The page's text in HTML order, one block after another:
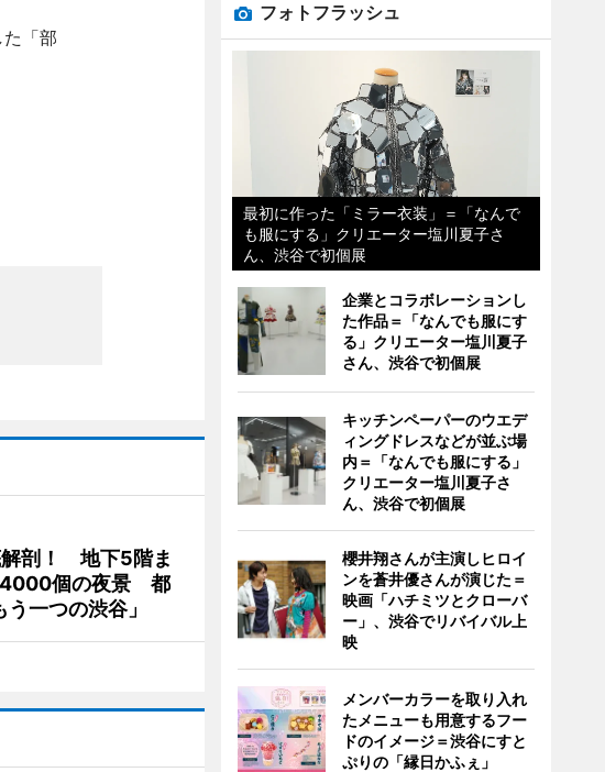
「部
解剖！ 地下5階ま
個の夜景 都
一つの渋谷」
フォトフラッシュ
最初に作った「ミラー衣装」＝「なんで
も服にする」クリエーター塩川夏子さ
ん、渋谷で初個展
企業とコラボレーションし
た作品＝「なんでも服にす
る」クリエーター塩川夏子
さん、渋谷で初個展
キッチンペーパーのウエデ
ィングドレスなどが並ぶ場
内＝「なんでも服にする」
クリエーター塩川夏子さ
ん、渋谷で初個展
櫻井翔さんが主演しヒロイ
ンを蒼井優さんが演じた＝
映画「ハチミツとクローバ
ー」、渋谷でリバイバル上
映
メンバーカラーを取り入れ
たメニューも用意するフー
ドのイメージ＝渋谷にすと
ぷりの「縁日かふぇ」